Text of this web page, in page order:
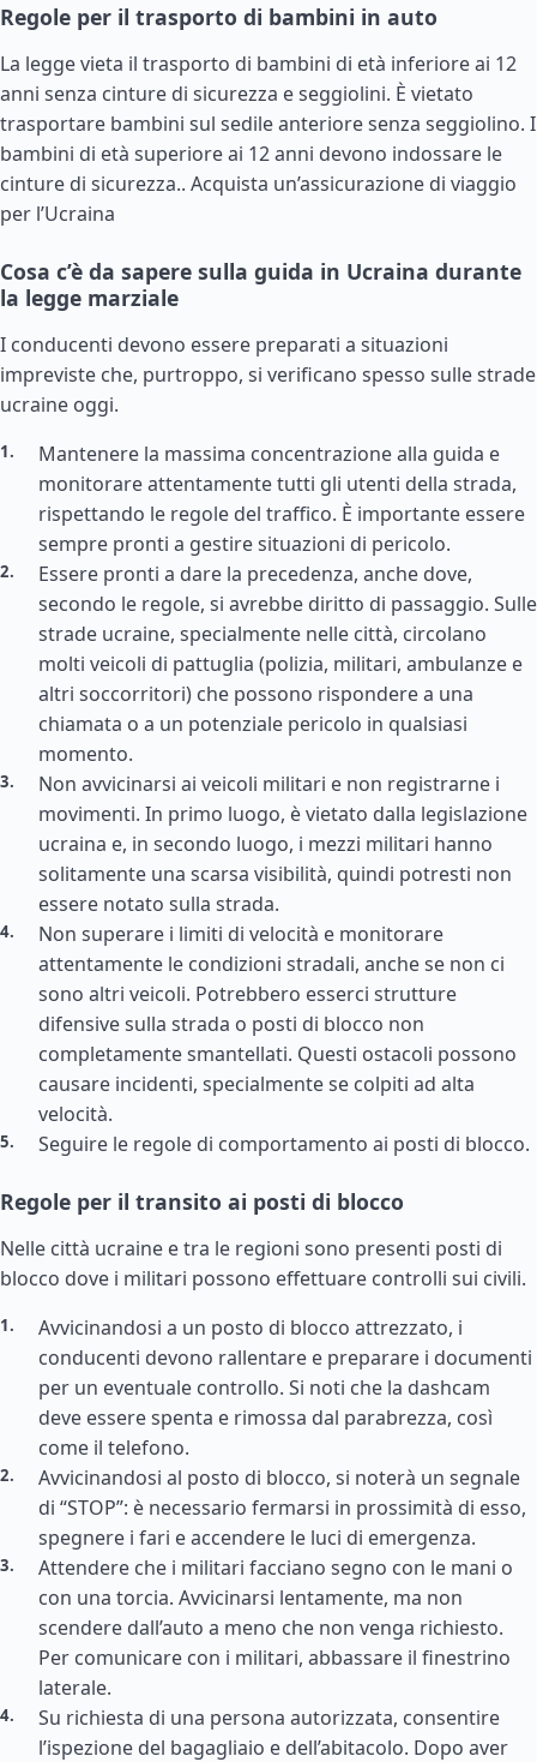
Regole per il trasporto di bambini in auto
La legge vieta il trasporto di bambini di età inferiore ai 12
anni senza cinture di sicurezza e seggiolini. È vietato
trasportare bambini sul sedile anteriore senza seggiolino. I
bambini di età superiore ai 12 anni devono indossare le
cinture di sicurezza.. Acquista un’assicurazione di viaggio
per l’Ucraina
Cosa c’è da sapere sulla guida in Ucraina durante
la legge marziale
I conducenti devono essere preparati a situazioni
impreviste che, purtroppo, si verificano spesso sulle strade
ucraine oggi.
Mantenere la massima concentrazione alla guida e
monitorare attentamente tutti gli utenti della strada,
rispettando le regole del traffico. È importante essere
sempre pronti a gestire situazioni di pericolo.
Essere pronti a dare la precedenza, anche dove,
secondo le regole, si avrebbe diritto di passaggio. Sulle
strade ucraine, specialmente nelle città, circolano
molti veicoli di pattuglia (polizia, militari, ambulanze e
altri soccorritori) che possono rispondere a una
chiamata o a un potenziale pericolo in qualsiasi
momento.
Non avvicinarsi ai veicoli militari e non registrarne i
movimenti. In primo luogo, è vietato dalla legislazione
ucraina e, in secondo luogo, i mezzi militari hanno
solitamente una scarsa visibilità, quindi potresti non
essere notato sulla strada.
Non superare i limiti di velocità e monitorare
attentamente le condizioni stradali, anche se non ci
sono altri veicoli. Potrebbero esserci strutture
difensive sulla strada o posti di blocco non
completamente smantellati. Questi ostacoli possono
causare incidenti, specialmente se colpiti ad alta
velocità.
Seguire le regole di comportamento ai posti di blocco.
Regole per il transito ai posti di blocco
Nelle città ucraine e tra le regioni sono presenti posti di
blocco dove i militari possono effettuare controlli sui civili.
Avvicinandosi a un posto di blocco attrezzato, i
conducenti devono rallentare e preparare i documenti
per un eventuale controllo. Si noti che la dashcam
deve essere spenta e rimossa dal parabrezza, così
come il telefono.
Avvicinandosi al posto di blocco, si noterà un segnale
di “STOP”: è necessario fermarsi in prossimità di esso,
spegnere i fari e accendere le luci di emergenza.
Attendere che i militari facciano segno con le mani o
con una torcia. Avvicinarsi lentamente, ma non
scendere dall’auto a meno che non venga richiesto.
Per comunicare con i militari, abbassare il finestrino
laterale.
Su richiesta di una persona autorizzata, consentire
l’ispezione del bagagliaio e dell’abitacolo. Dopo aver